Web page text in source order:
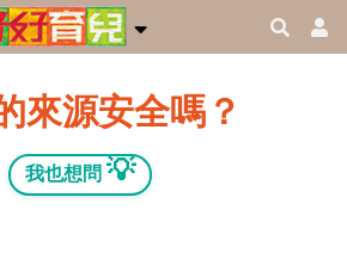
來源安全嗎？
我也想問 💡